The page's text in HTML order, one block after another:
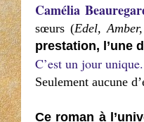
Camélia
sœurs (Edel,
prestation, l’une
C’est un jour
Seulement aucune
Ce roman à